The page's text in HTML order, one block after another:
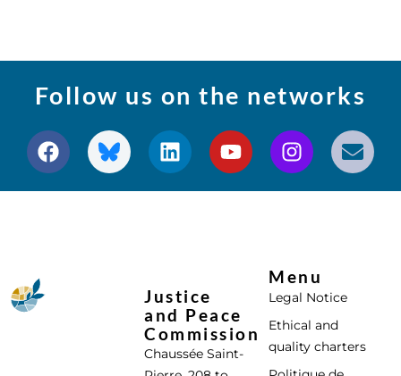
Follow us on the networks
Justice
and Peace
Commission
Chaussée Saint-
Menu
Legal Notice
Ethical and
quality charters